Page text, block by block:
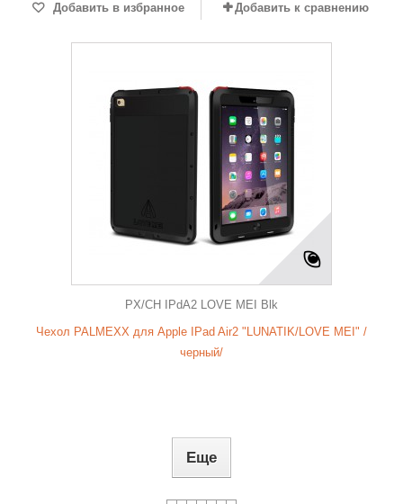
Добавить в избранное Добавить к сравнению
PX/CH IPdA2 LOVE MEI Blk
Чехол PALMEXX для Apple IPad Air2 "LUNATIK/LOVE MEI" /
черный/
Еще